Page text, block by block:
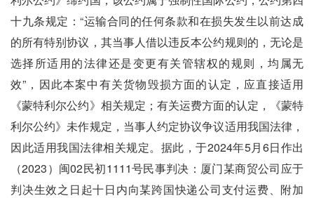
十九条规定：“运输合同的任何条款和在损失发生以前达成
的所有特别协议，其当事人借以违反本公约规则的，无论是
选择所适用的法律还是变更有关管辖权的规则，均属无
效”，因此本案中有关货物毁损方面的认定，应直接适用
《蒙特利尔公约》相关规定；有关运费方面的认定，《蒙特
利尔公约》未作规定，当事人约定协议争议适用我国法律，
因此适用我国法律相关规定。据此，于2024年5月6日作出
（2023）闽02民初1111号民事判决：厦门某商贸公司应于
判决生效之日起十日内向某跨国快递公司支付运费、附加